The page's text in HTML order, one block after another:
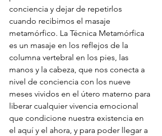
conciencia y dejar de repetirlos
cuando recibimos el masaje
metamórfico. La Técnica Metamórfica
es un masaje en los reflejos de la
columna vertebral en los pies, las
manos y la cabeza, que nos conecta a
nivel de conciencia con los nueve
meses vividos en el útero materno para
liberar cualquier vivencia emocional
que condicione nuestra existencia en
el aquí y el ahora, y para poder llegar a